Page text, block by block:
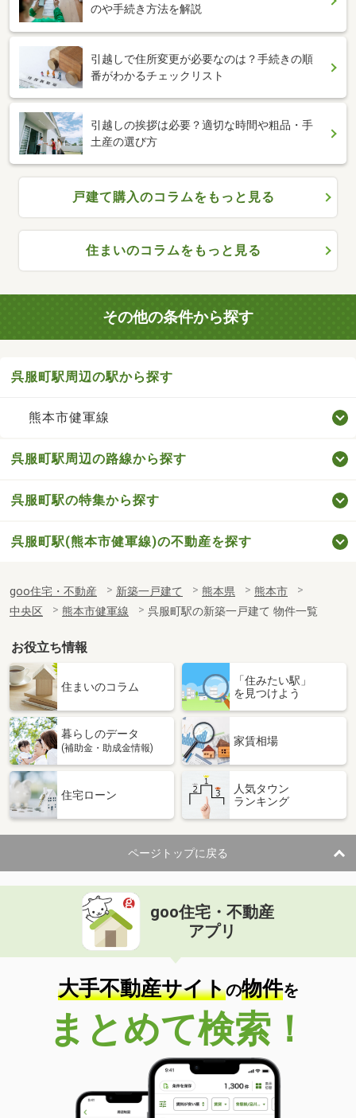
のや手続き方法を解説
引越しで住所変更が必要なのは？手続きの順
番がわかるチェックリスト
引越しの挨拶は必要？適切な時間や粗品・手
土産の選び方
戸建て購入のコラムをもっと見る
住まいのコラムをもっと見る
その他の条件から探す
呉服町駅周辺の駅から探す
熊本市健軍線
呉服町駅周辺の路線から探す
呉服町駅の特集から探す
呉服町駅(熊本市健軍線)の不動産を探す
goo住宅・不動産 新築一戸建て 熊本県
熊本市
中央区
熊本市健軍線 呉服町駅の新築一戸建て 物件一覧
お役立ち情報
住まいのコラム
「住みたい駅」
を見つけよう
暮らしのデータ
(補助金・助成金情報)
家賃相場
住宅ローン
人気タウン
ランキング
ページトップに戻る
goo住宅・不動産
アプリ
大手不動産サイトの物件を
まとめて検索！